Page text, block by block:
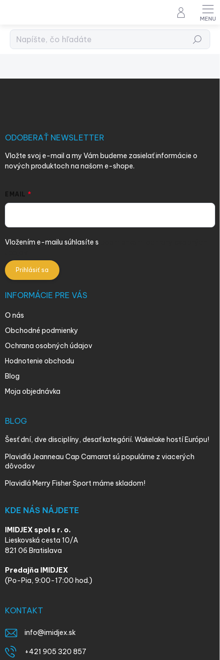
Hľadať
ODOBERAŤ NEWSLETTER
Vložte svoj e-mail a my Vám budeme zasielať informácie o
nových produktoch na našom e-shope.
EMAIL
Vložením e-mailu súhlasíte s
Prihlásiť sa
INFORMÁCIE PRE VÁS
O nás
Obchodné podmienky
Ochrana osobných údajov
Hodnotenie obchodu
Blog
Moja objednávka
BLOG
Šesť dní, dve disciplíny, desať kategórií. Wakelake hostí Európu!
Plavidlá Jeanneau Cap Camarat sú populárne z viacerých
dôvodov
Plavidlá Merry Fisher Sport máme skladom!
KDE NÁS NÁJDETE
IMIDJEX spol s r. o.
Lieskovská cesta 10/A
821 06 Bratislava
Predajňa IMIDJEX
(Po-Pia, 9:00-17:00 hod.)
KONTAKT
info@imidjex.sk
+421 905 320 857